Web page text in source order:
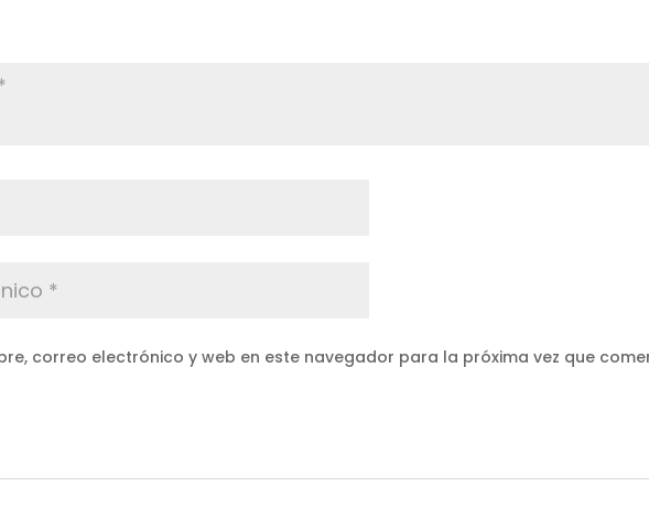
correo electrónico y web en este navegador para la próxima vez que